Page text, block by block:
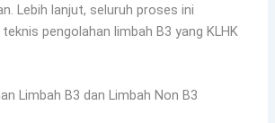
Lebih lanjut, seluruh proses ini
pengolahan limbah B3 yang KLHK
Limbah B3 dan Limbah Non B3